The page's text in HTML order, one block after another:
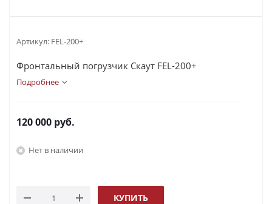
Артикул: FEL-200+
Фронтальный погрузчик Скаут FEL-200+
Подробнее
120 000 руб.
Нет в наличии
КУПИТЬ